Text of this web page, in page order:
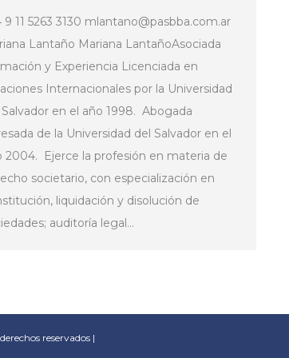
9 11 5263 3130 mlantano@pasbba.com.ar
Lantaño Mariana LantañoAsociada
y Experiencia Licenciada en
Internacionales por la Universidad
en el año 1998. Abogada
de la Universidad del Salvador en el
2004. Ejerce la profesión en materia de
societario, con especialización en
liquidación y disolución de
auditoría legal…
reservados |